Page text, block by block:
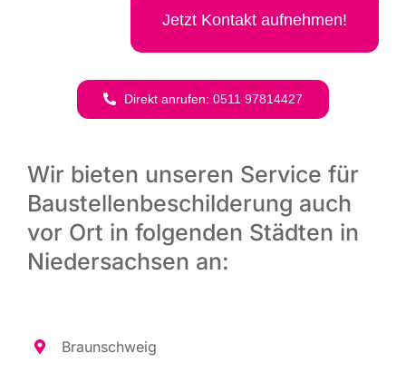
Jetzt Kon­takt aufnehmen!
Direkt anru­fen: 0511 97814427
Wir bieten unseren Service für
Baustellenbeschilderung auch
vor Ort in folgenden Städten in
Niedersachsen an:
Braun­schweig